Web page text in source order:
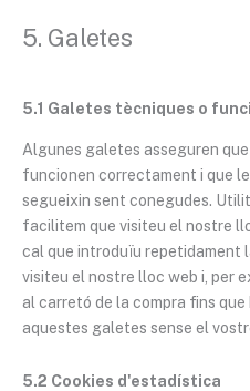
5. Galetes
5.1 Galetes tècniques o
Algunes galetes asseguren
funcionen correctament i que
segueixin sent conegudes.
facilitem que visiteu el nostre
cal que introduïu repetidament
visiteu el nostre lloc web i, per
al carretó de la compra fins
aquestes galetes sense el
5.2 Cookies d'estadística